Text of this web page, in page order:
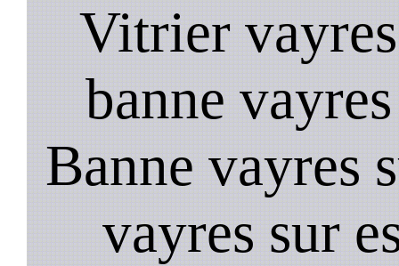
Vitrier
banne
Banne vayres
vayres sur